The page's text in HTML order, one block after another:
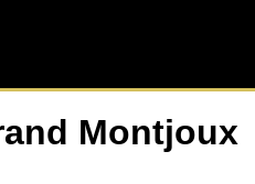
Montjoux